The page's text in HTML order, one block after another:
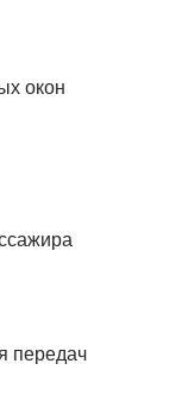
окон
передач